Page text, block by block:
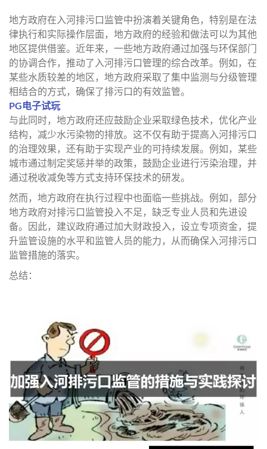
地方政府在入河排污口监管中扮演着关键角色，特别是在法
律执行和实际操作层面，地方政府的经验和做法可以为其他
地区提供借鉴。近年来，一些地方政府通过加强与环保部门
的协调合作，推动了入河排污口管理的综合改革。例如，在
某些水质较差的地区，地方政府采取了集中监测与分级管理
相结合的方式，确保了排污口的有效监管。
PG电子试玩
与此同时，地方政府还应鼓励企业采取绿色技术，优化产业
结构，减少水污染物的排放。这不仅有助于提高入河排污口
的治理效果，还有助于实现产业的可持续发展。例如，某些
城市通过制定奖惩并举的政策，鼓励企业进行污染治理，并
通过税收减免等方式支持环保技术的研发。
然而，地方政府在执行过程中也面临一些挑战。例如，部分
地方政府对排污口监管投入不足，缺乏专业人员和先进设
备。因此，建议政府通过加大财政投入，设立专项资金，提
升监管设施的水平和监管人员的能力，从而确保入河排污口
监管措施的落实。
总结：